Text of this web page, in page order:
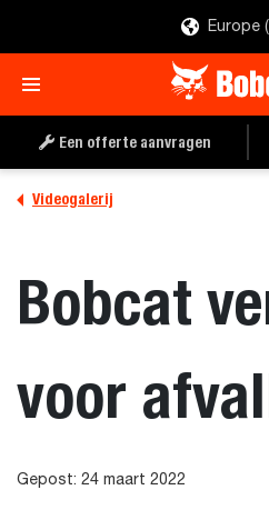
Europe
Een offerte aanvragen
Videogalerij
Bobcat
voor
Gepost: 24 maart 2022